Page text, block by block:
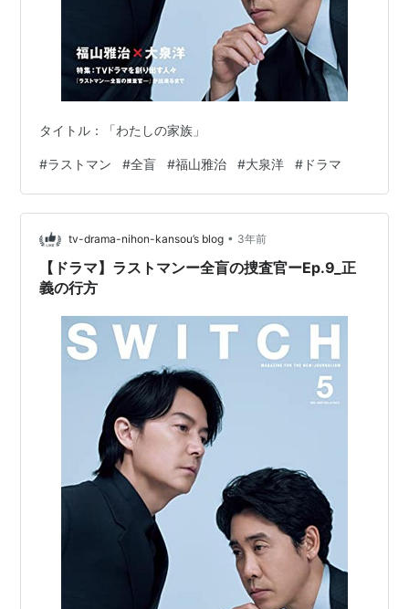
タイトル：「わたしの家族」
#ラストマン #全盲 #福山雅治 #大泉洋 # ドラマ
tv-drama-nihon-kansou’s blog • 3年前
【ドラマ】ラストマンー全盲の捜査官ーEp.9_正
義の行方